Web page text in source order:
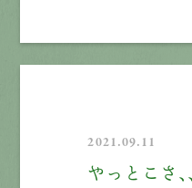
2021.09.11
やっとこさ、、